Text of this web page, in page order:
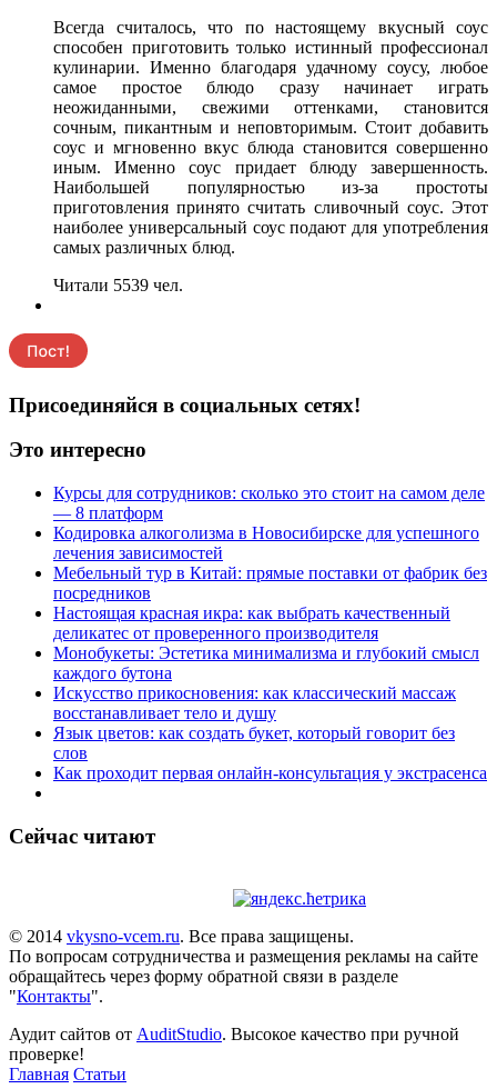
Всегда считалось, что по настоящему вкусный соус
способен приготовить только истинный профессионал
кулинарии. Именно благодаря удачному соусу, любое
самое простое блюдо сразу начинает играть
неожиданными, свежими оттенками, становится
сочным, пикантным и неповторимым. Стоит добавить
соус и мгновенно вкус блюда становится совершенно
иным. Именно соус придает блюду завершенность.
Наибольшей популярностью из-за простоты
приготовления принято считать сливочный соус. Этот
наиболее универсальный соус подают для употребления
самых различных блюд.
Читали 5539 чел.
Присоединяйся в социальных сетях!
Это интересно
Курсы для сотрудников: сколько это стоит на самом деле
— 8 платформ
Кодировка алкоголизма в Новосибирске для успешного
лечения зависимостей
Мебельный тур в Китай: прямые поставки от фабрик без
посредников
Настоящая красная икра: как выбрать качественный
деликатес от проверенного производителя
Монобукеты: Эстетика минимализма и глубокий смысл
каждого бутона
Искусство прикосновения: как классический массаж
восстанавливает тело и душу
Язык цветов: как создать букет, который говорит без
слов
Как проходит первая онлайн-консультация у экстрасенса
Сейчас читают
© 2014 vkysno-vcem.ru. Все права защищены.
По вопросам сотрудничества и размещения рекламы на сайте
обращайтесь через форму обратной связи в разделе
"Контакты".
Аудит сайтов от AuditStudio. Высокое качество при ручной
проверке!
Главная Статьи